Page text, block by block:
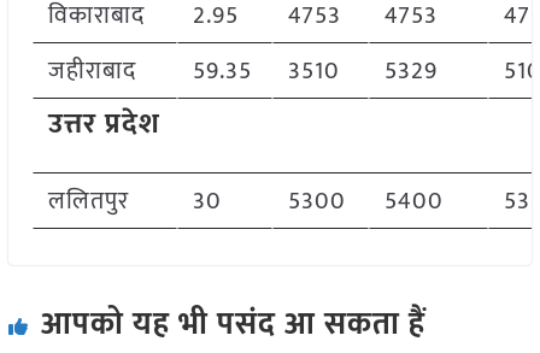
विकाराबाद 2.95 4753 4753
जहीराबाद
59.35 3510 5329
उत्तर प्रदेश
ललितपुर 30 5300 5400
आपको यह भी पसंद आ सकता हैं